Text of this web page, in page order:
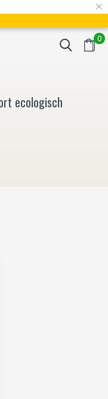
×
0
Meistens Lieferung
ecologisch